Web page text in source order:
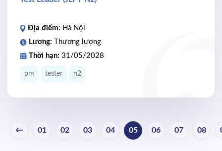
Địa điểm: Hà Nội
Lương: Thương lượng
Thời hạn: 31/05/2028
pm tester n2
← 01 02 03 04 05 06 07 08